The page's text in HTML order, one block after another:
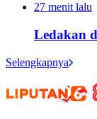
27 menit lalu
Ledakan
Selengkapnya